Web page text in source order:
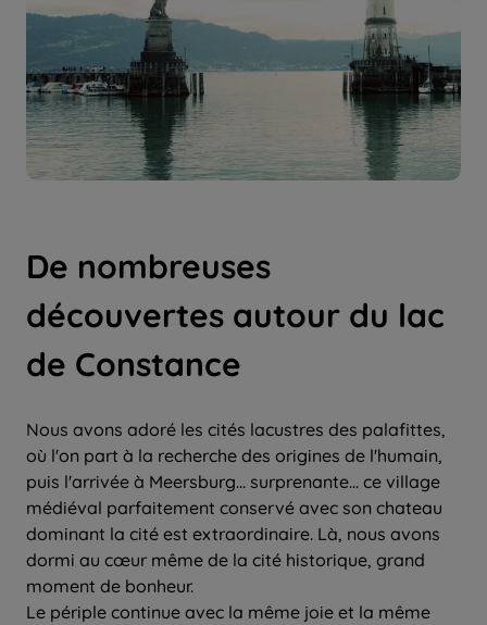
De nombreuses
découvertes autour du lac
de Constance
Nous avons adoré les cités lacustres des palafittes,
où l'on part à la recherche des origines de l'humain,
puis l'arrivée à Meersburg... surprenante... ce village
médiéval parfaitement conservé avec son chateau
dominant la cité est extraordinaire. Là, nous avons
dormi au cœur même de la cité historique, grand
moment de bonheur.
Le périple continue avec la même joie et la même